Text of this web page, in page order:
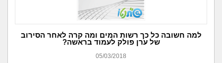
למה חשובה כל כך רשות המים ומה קרה לאחר הסירוב
של ערן פולק לעמוד בראשה?
05/03/2018